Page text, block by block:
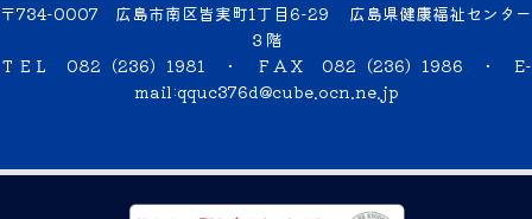
〒734-0007 広島市南区皆実町1丁目6-29 広島県健康福祉センター
３階
ＴＥＬ 082（236）1981 ・ ＦＡＸ 082（236）1986 ・ E-
mail:qquc376d@cube.ocn.ne.jp